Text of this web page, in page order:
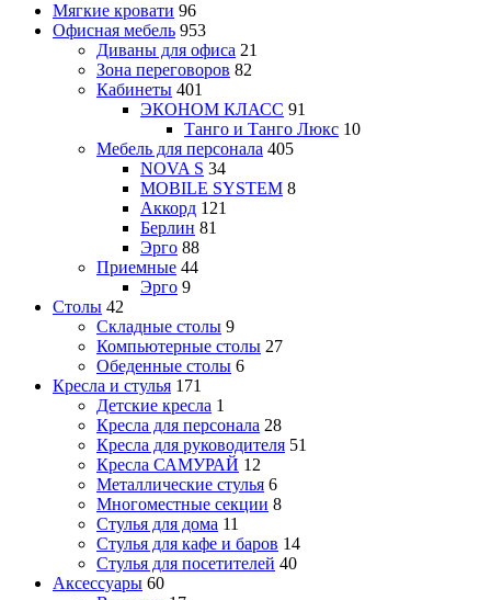
Мягкие кровати 96
Офисная мебель 953
Диваны для офиса 21
Зона переговоров 82
Кабинеты 401
ЭКОНОМ КЛАСС 91
Танго и Танго Люкс 10
Мебель для персонала 405
NOVA S 34
MOBILE SYSTEM 8
Аккорд 121
Берлин 81
Эрго 88
Приемные 44
Эрго 9
Столы 42
Складные столы 9
Компьютерные столы 27
Обеденные столы 6
Кресла и стулья 171
Детские кресла 1
Кресла для персонала 28
Кресла для руководителя 51
Кресла САМУРАЙ 12
Металлические стулья 6
Многоместные секции 8
Стулья для дома 11
Стулья для кафе и баров 14
Стулья для посетителей 40
Аксессуары 60